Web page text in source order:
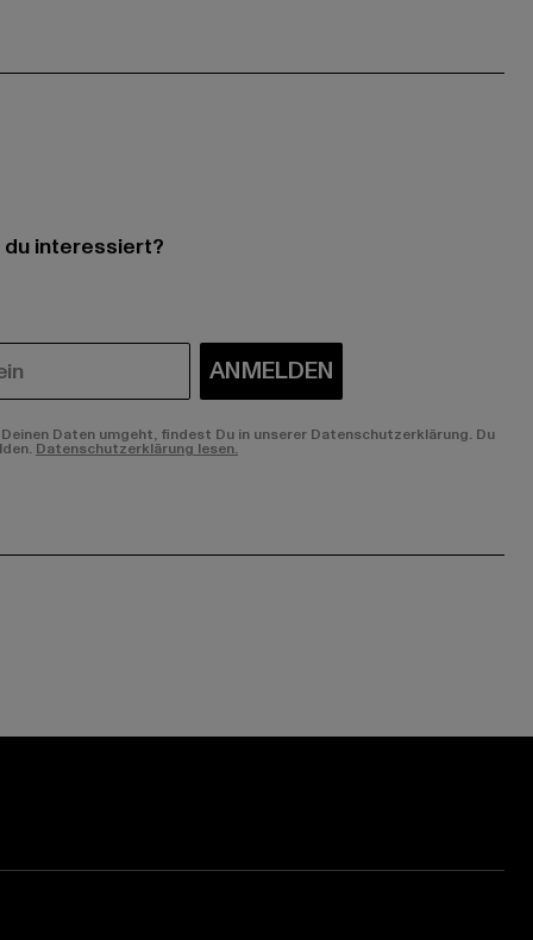
interessiert?
ANMELDEN
Daten umgeht, findest Du in unserer Datenschutzerklärung. Du
Datenschutzerklärung lesen.
page:channel: